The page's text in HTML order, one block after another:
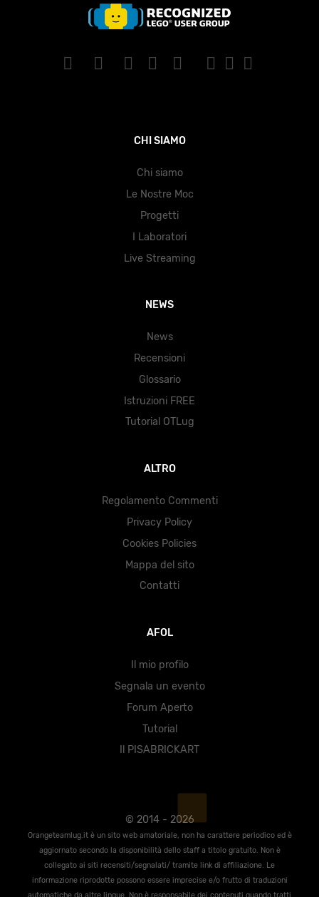
CHI SIAMO
Chi siamo
Le Nostre Moc
Progetti
I Laboratori
Live Streaming
NEWS
News
Recensioni
Glossario
Istruzioni FREE
Tutorial OTLug
ALTRO
Regolamento Commenti
Privacy Policy
Cookies Policies
Mappa del sito
Contatti
AFOL
Il mio profilo
Segnala un evento
Forum Aperto
Tutorial
Il PISABRICKART
© 2014 - 2026
Orangeteamlug.it è un sito web amatoriale, non ha carattere periodico ed è
aggiornato secondo la disponibilità dello staff a titolo gratuito. Non è
collegato ai siti recensiti/segnalati/ tramite link di affiliazione. Le
informazione riprodotte possono essere imprecise e/o frutto di traduzioni
automatiche da altre lingue. Non è responsabile dei contenuti quando tratti